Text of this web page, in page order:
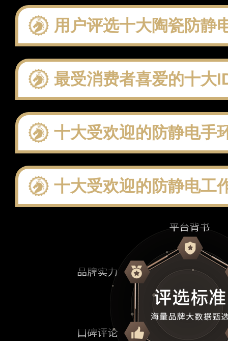
用户评选十大陶瓷防静电地板品牌：
最受消费者喜爱的十大IDC机房
十大受欢迎的防静电手环品牌 这些
十大受欢迎的防静电工作台品牌 这些